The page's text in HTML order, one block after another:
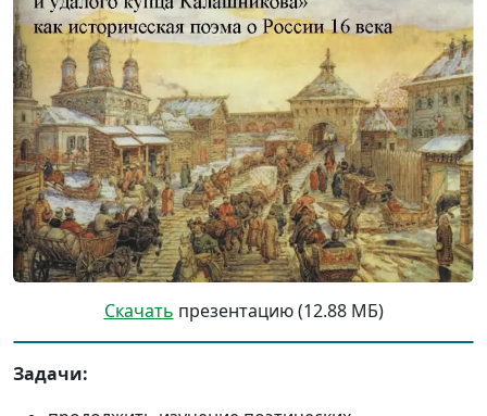
Скачать презентацию (12.88 МБ)
Задачи: